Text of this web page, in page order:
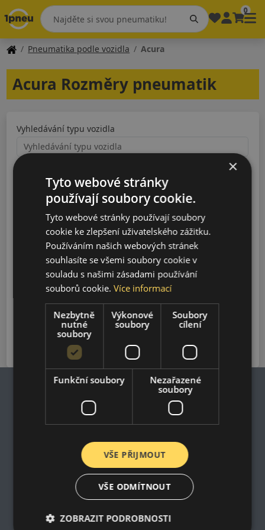
0
Pneumatika podle vozidla Acura
Acura Rozměry pneumatik
Vyhledávání typu vozidla
Rok výroby
Vyhledávání
Nákupní podmínky
Kontakt
Impresum
Dodací a platební podmínky
Online prohlášení o odstoupení od smlouvy
×
Tyto webové stránky
používají soubory cookie.
Tyto webové stránky používají soubory
cookie ke zlepšení uživatelského zážitku.
Používáním našich webových stránek
souhlasíte se všemi soubory cookie v
souladu s našimi zásadami používání
souborů cookie.Více informací
Nezbytně
nutné
soubory
Výkonové
soubory
Soubory
cílení
Funkční soubory
Nezařazené
soubory
VŠE PŘIJMOUT
VŠE ODMÍTNOUT
ZOBRAZIT PODROBNOSTI